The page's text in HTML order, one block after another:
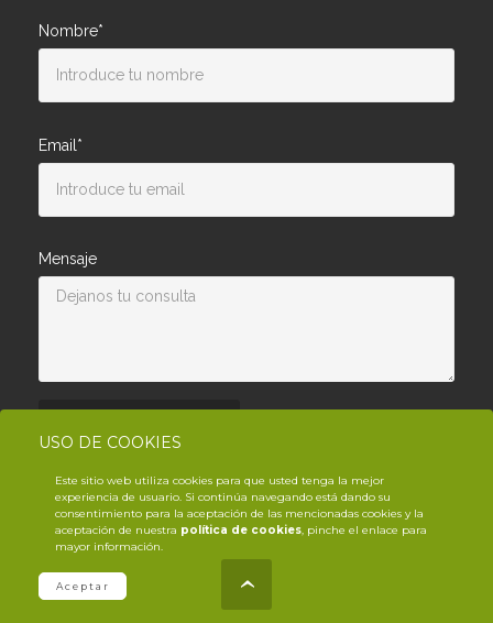
USO DE COOKIES
Este sitio web utiliza cookies para que usted tenga la mejor
experiencia de usuario. Si continúa navegando está dando su
consentimiento para la aceptación de las mencionadas cookies y la
aceptación de nuestra política de cookies, pinche el enlace para
mayor información.
Aceptar
Nombre*
Email*
Mensaje
© Copyright YouTrack